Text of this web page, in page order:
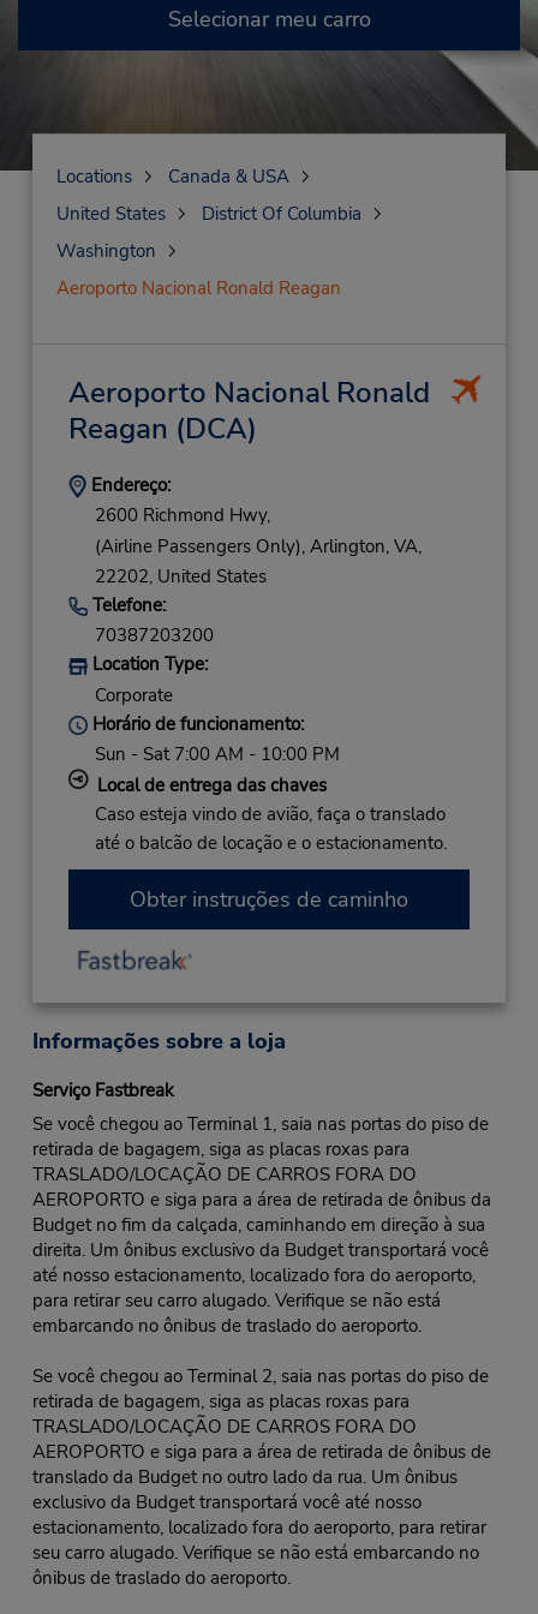
Selecionar meu carro
Locations
Canada & USA
United States
District Of Columbia
Washington
Aeroporto Nacional Ronald Reagan
Aeroporto Nacional Ronald
Reagan (DCA)
Endereço:
2600 Richmond Hwy,
(Airline Passengers Only), Arlington, VA,
22202, United States
Telefone:
70387203200
Location Type:
Corporate
Horário de funcionamento:
Sun - Sat 7:00 AM - 10:00 PM
Local de entrega das chaves
Caso esteja vindo de avião, faça o translado
até o balcão de locação e o estacionamento.
Obter instruções de caminho
Informações sobre a loja
Serviço Fastbreak
Se você chegou ao Terminal 1, saia nas portas do piso de
retirada de bagagem, siga as placas roxas para
TRASLADO/LOCAÇÃO DE CARROS FORA DO
AEROPORTO e siga para a área de retirada de ônibus da
Budget no fim da calçada, caminhando em direção à sua
direita. Um ônibus exclusivo da Budget transportará você
até nosso estacionamento, localizado fora do aeroporto,
para retirar seu carro alugado. Verifique se não está
embarcando no ônibus de traslado do aeroporto.
Se você chegou ao Terminal 2, saia nas portas do piso de
retirada de bagagem, siga as placas roxas para
TRASLADO/LOCAÇÃO DE CARROS FORA DO
AEROPORTO e siga para a área de retirada de ônibus de
translado da Budget no outro lado da rua. Um ônibus
exclusivo da Budget transportará você até nosso
estacionamento, localizado fora do aeroporto, para retirar
seu carro alugado. Verifique se não está embarcando no
ônibus de traslado do aeroporto.